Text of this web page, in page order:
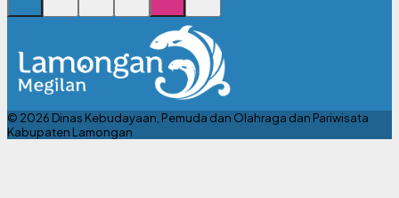
© 2026 Dinas Kebudayaan, Pemuda dan Olahraga dan Pariwisata
Kabupaten Lamongan